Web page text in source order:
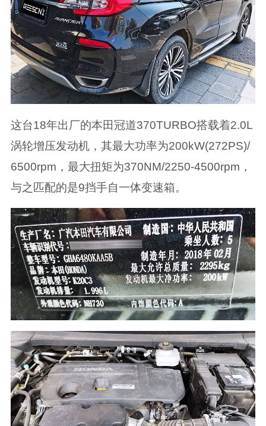
这台18年出厂的本田冠道370TURBO搭载着2.0L
涡轮增压发动机，其最大功率为200kW(272PS)/
6500rpm，最大扭矩为370NM/2250-4500rpm，
与之匹配的是9挡手自一体变速箱。